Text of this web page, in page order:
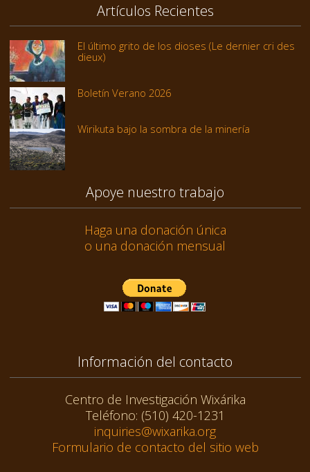
Artículos Recientes
El último grito de los dioses (Le dernier cri des
dieux)
Boletín Verano 2026
Wirikuta bajo la sombra de la minería
Apoye nuestro trabajo
Haga una donación única
o una donación mensual
Información del contacto
Centro de Investigación Wixárika
Teléfono: (510) 420-1231
inquiries@wixarika.org
Formulario de contacto del sitio web